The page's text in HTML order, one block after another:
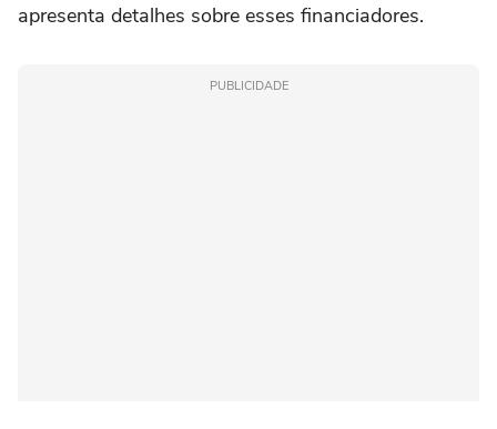
apresenta detalhes sobre esses financiadores.
PUBLICIDADE